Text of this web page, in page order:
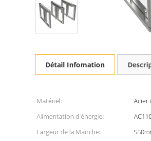
Détail Infomation
Matériel: Acier
Alimentation d'énergie:
Largeur de la Manche: